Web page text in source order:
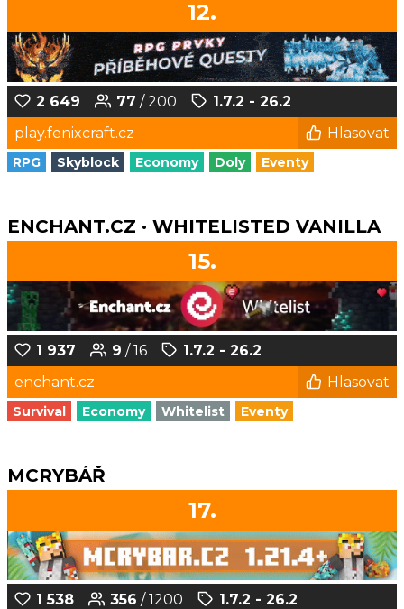
12.
2 649 77 / 200
1.7.2 - 26.2
play.fenixcraft.cz
Hlasovat
RPG Skyblock Economy Doly Eventy
ENCHANT.CZ · WHITELISTED VANILLA
15.
1 937 9 / 16
1.7.2 - 26.2
enchant.cz
Hlasovat
Survival Economy Whitelist Eventy
MCRYBÁŘ
17.
1 538 356 / 1200
1.7.2 - 26.2